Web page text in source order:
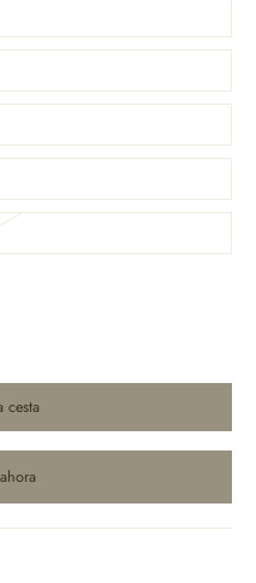
cesta